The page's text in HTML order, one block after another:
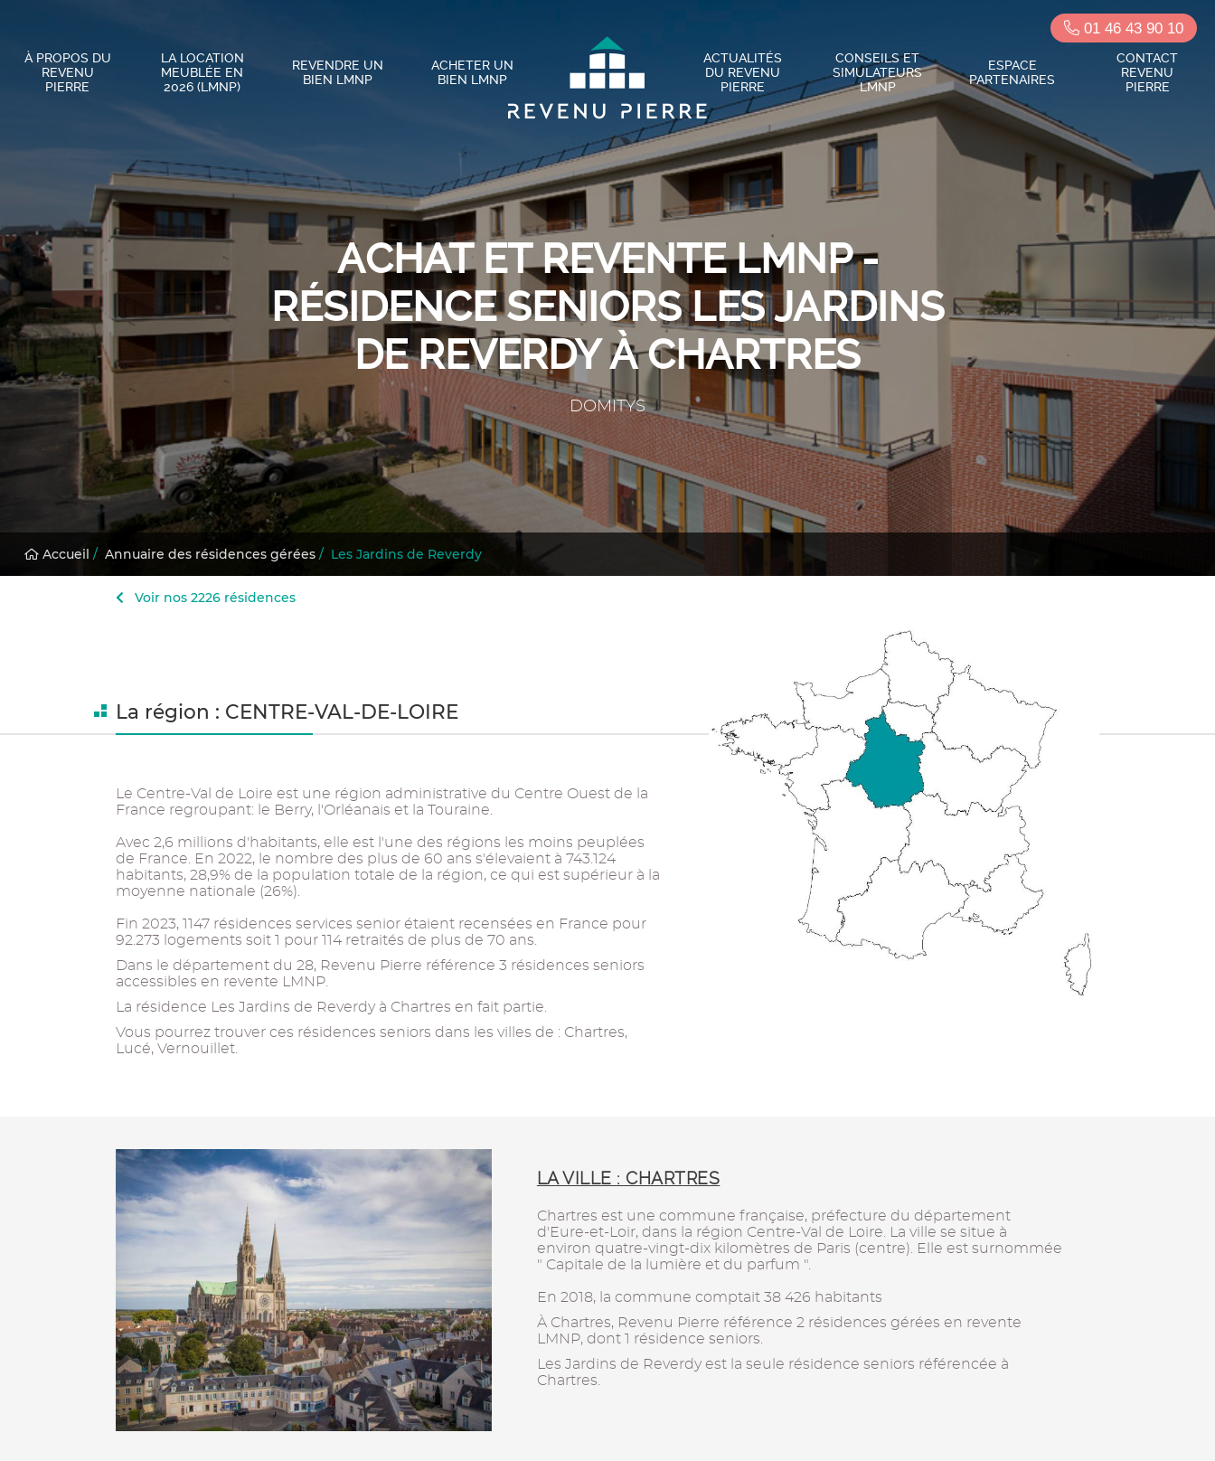
À PROPOS DU
REVENU
PIERRE
LA LOCATION
MEUBLÉE EN
2026 (LMNP)
REVENDRE UN
BIEN LMNP
ACHETER UN
BIEN LMNP
ACTUALITÉS
DU REVENU
PIERRE
CONSEILS ET
SIMULATEURS
LMNP
ESPACE
PARTENAIRES
CONTACT
REVENU
PIERRE
01 46 43 90 10
ACHAT ET REVENTE LMNP -
RÉSIDENCE SENIORS LES JARDINS
DE REVERDY À CHARTRES
DOMITYS
Accueil / Annuaire des résidences gérées / Les Jardins de Reverdy
Voir nos 2226 résidences
La région : CENTRE-VAL-DE-LOIRE
Le Centre-Val de Loire est une région administrative du Centre Ouest de la
France regroupant: le Berry, l'Orléanais et la Touraine.
Avec 2,6 millions d'habitants, elle est l'une des régions les moins peuplées
de France. En 2022, le nombre des plus de 60 ans s'élevaient à 743.124
habitants, 28,9% de la population totale de la région, ce qui est supérieur à la
moyenne nationale (26%).
Fin 2023, 1147 résidences services senior étaient recensées en France pour
92.273 logements soit 1 pour 114 retraités de plus de 70 ans.
Dans le département du 28, Revenu Pierre référence 3 résidences seniors
accessibles en revente LMNP.
La résidence Les Jardins de Reverdy à Chartres en fait partie.
Vous pourrez trouver ces résidences seniors dans les villes de : Chartres,
Lucé, Vernouillet.
LA VILLE : CHARTRES
Chartres est une commune française, préfecture du département
d'Eure-et-Loir, dans la région Centre-Val de Loire. La ville se situe à
environ quatre-vingt-dix kilomètres de Paris (centre). Elle est surnommée
" Capitale de la lumière et du parfum ".
En 2018, la commune comptait 38 426 habitants
À Chartres, Revenu Pierre référence 2 résidences gérées en revente
LMNP, dont 1 résidence seniors.
Les Jardins de Reverdy est la seule résidence seniors référencée à
Chartres.